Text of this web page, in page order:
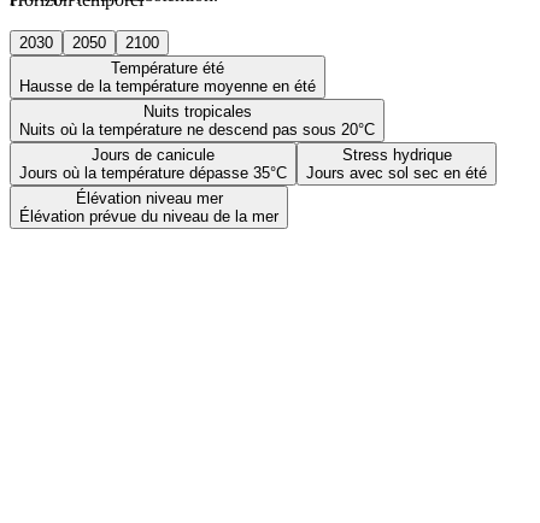
2030 2050
2100
Température été
Hausse de la température moyenne en été
Nuits tropicales
Nuits où la température ne descend pas sous 20°C
Jours de canicule
Jours où la température dépasse 35°C
Stress hydrique
Jours avec sol sec en été
Élévation niveau mer
Élévation prévue du niveau de la mer